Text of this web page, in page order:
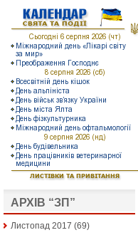
АРХІВ “ЗП”
Листопад 2017 (69)